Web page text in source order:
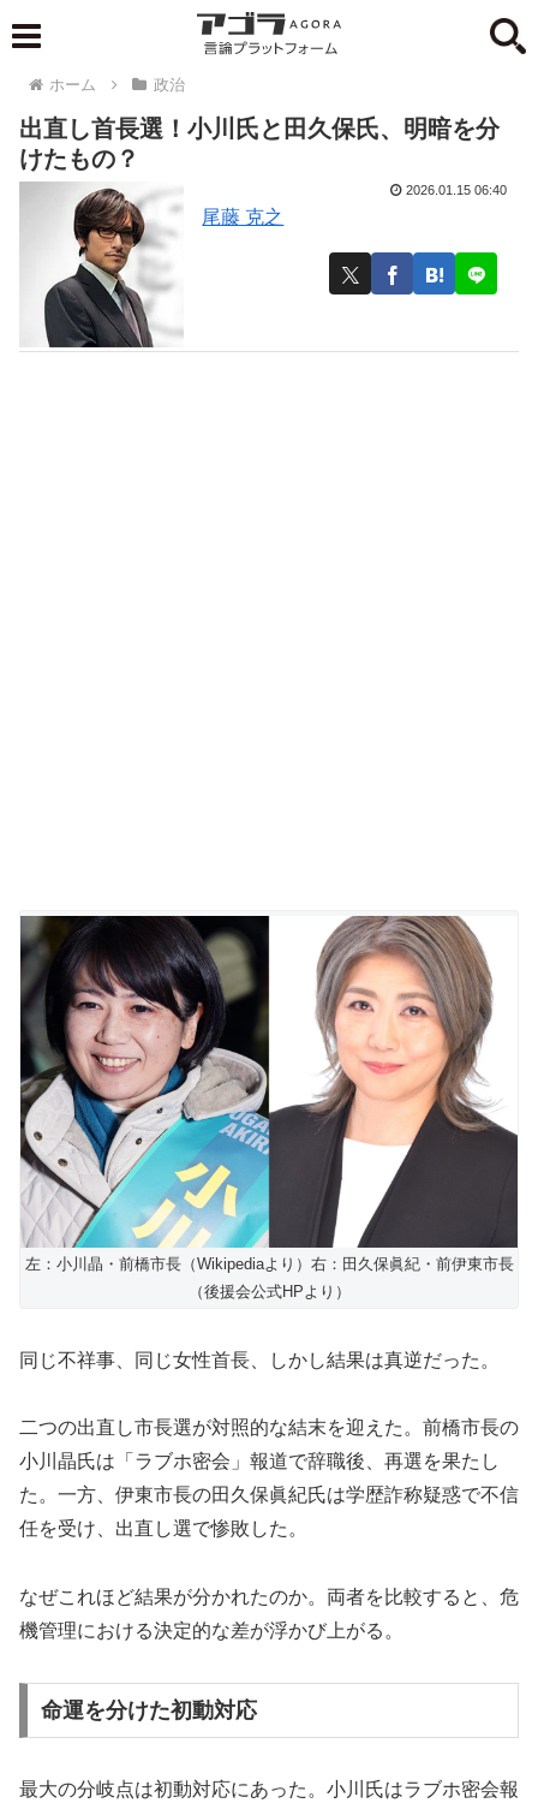
ホーム 政治
出直し首長選！小川氏と田久保氏、明暗を分
けたもの？
尾藤 克之
2026.01.15 06:40
左：小川晶・前橋市長（Wikipediaより）右：田久保眞紀・前伊東市長
（後援会公式HPより）
同じ不祥事、同じ女性首長、しかし結果は真逆だった。
二つの出直し市長選が対照的な結末を迎えた。前橋市長の
小川晶氏は「ラブホ密会」報道で辞職後、再選を果たし
た。一方、伊東市長の田久保眞紀氏は学歴詐称疑惑で不信
任を受け、出直し選で惨敗した。
なぜこれほど結果が分かれたのか。両者を比較すると、危
機管理における決定的な差が浮かび上がる。
命運を分けた初動対応
最大の分岐点は初動対応にあった。小川氏はラブホ密会報